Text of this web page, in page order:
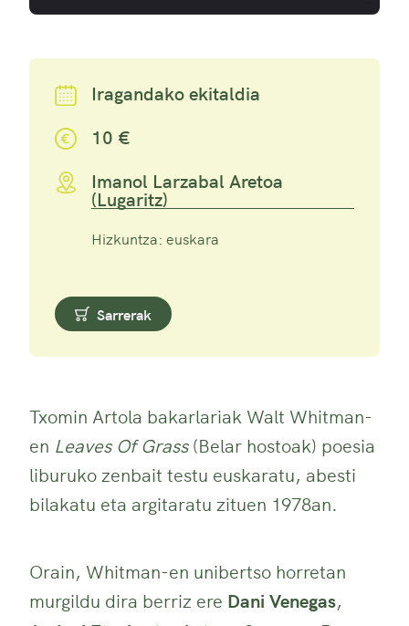
Iragandako ekitaldia
10 €
Imanol Larzabal Aretoa
(Lugaritz)
Hizkuntza: euskara
ErosiSarrerak
Txomin Artola bakarlariak Walt Whitman-
en Leaves Of Grass(Belar hostoak) poesia
liburuko zenbait testu euskaratu, abesti
bilakatu eta argitaratu zituen 1978an.
Orain, Whitman-en unibertso horretan
murgildu dira berriz ere Dani Venegas,